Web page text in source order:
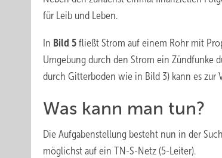
für Leib und Leben.
In Bild 5fließt Strom auf einem Rohr mit
Umgebung durch den Strom ein Zündfunke
durch Gitterboden wie in Bild 3) kann es zur
Was kann man tun?
Die Aufgabenstellung besteht nun in der
möglichst auf ein TN-S-Netz (5-Leiter).